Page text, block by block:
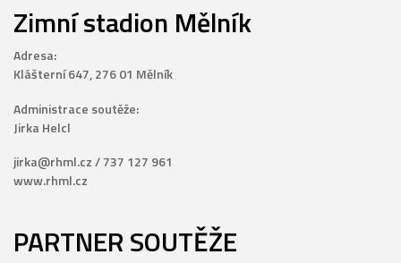
Zimní stadion Mělník
Adresa:
Klášterní 647, 276 01 Mělník
Administrace soutěže:
Jirka Helcl
jirka@rhml.cz / 737 127 961
www.rhml.cz
PARTNER SOUTĚŽE